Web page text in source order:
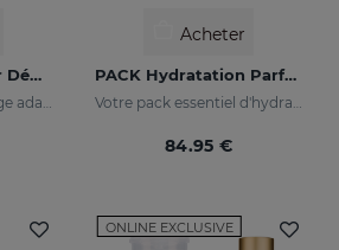
SENSYSES Cleanser Démaquillant Pour Les Yeux
Un nettoyage du visage adapté à votre peau
Acheter
PACK Hydratation Parfaite
Votre pack essentiel d'hydratation
84.95 €
ONLINE EXCLUSIVE